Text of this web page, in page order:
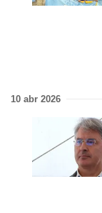
10 abr 2026